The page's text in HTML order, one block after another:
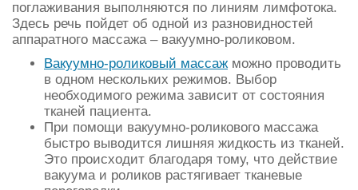
поглаживания выполняются по линиям лимфотока.
Здесь речь пойдет об одной из разновидностей
аппаратного массажа – вакуумно-роликовом.
Вакуумно-роликовый массаж можно проводить
в одном нескольких режимов. Выбор
необходимого режима зависит от состояния
тканей пациента.
При помощи вакуумно-роликового массажа
быстро выводится лишняя жидкость из тканей.
Это происходит благодаря тому, что действие
вакуума и роликов растягивает тканевые